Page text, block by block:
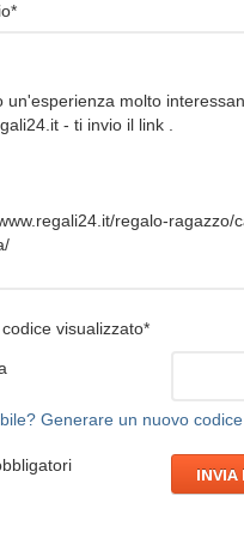
visualizzato*
Generare un nuovo codice